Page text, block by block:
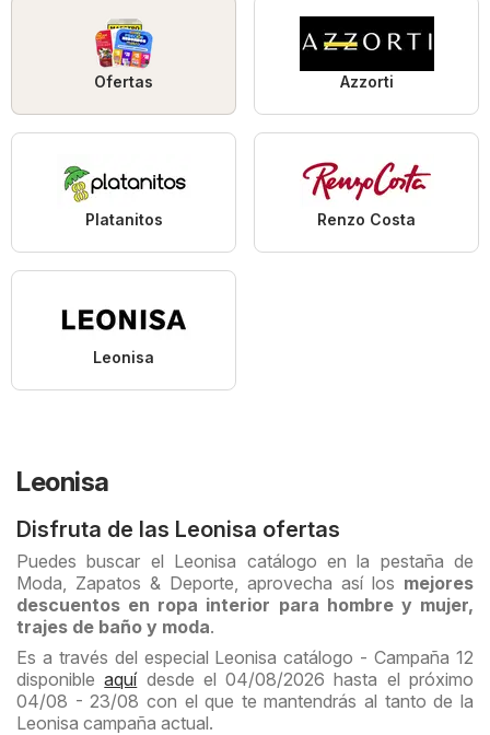
Ofertas Azzorti
Platanitos Renzo Costa
Leonisa
Leonisa
Disfruta de las Leonisa ofertas
Puedes buscar el Leonisa catálogo en la pestaña de
Moda, Zapatos & Deporte, aprovecha así los mejores
descuentos en ropa interior para hombre y mujer,
trajes de baño y moda.
Es a través del especial Leonisa catálogo - Campaña 12
disponibleaquídesde el 04/08/2026 hasta el próximo
04/08 - 23/08 con el que te mantendrás al tanto de la
Leonisa campaña actual.